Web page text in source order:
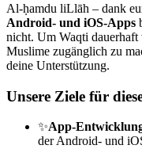
Al-ḥamdu liLlāh – dank
Android- und iOS-Apps
nicht. Um Waqti
Muslime zugänglich zu
deine Unterstützung.
Unsere Ziele für
✨App-
der Android- und